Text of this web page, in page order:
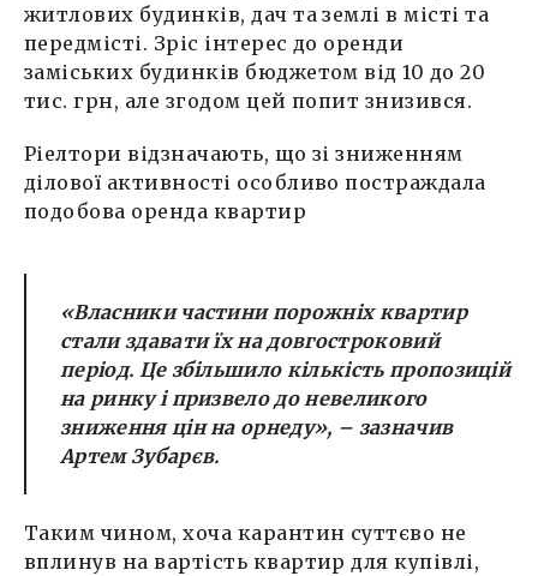
житлових будинків, дач та землі в місті та
передмісті. Зріс інтерес до оренди
заміських будинків бюджетом від 10 до 20
тис. грн, але згодом цей попит знизився.
Ріелтори відзначають, що зі зниженням
ділової активності особливо постраждала
подобова оренда квартир
«Власники частини порожніх квартир
стали здавати їх на довгостроковий
період. Це збільшило кількість пропозицій
на ринку і призвело до невеликого
зниження цін на орнеду», – зазначив
Артем Зубарєв.
Таким чином, хоча карантин суттєво не
вплинув на вартість квартир для купівлі,